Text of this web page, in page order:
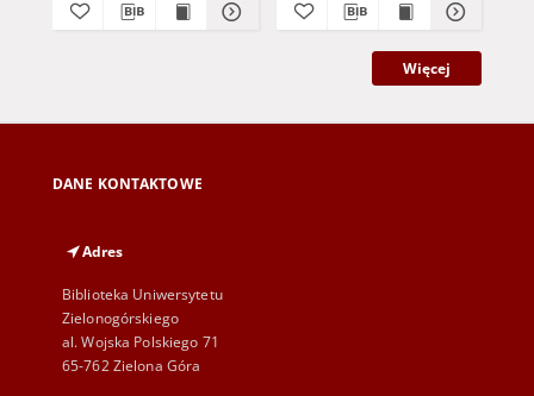
Więcej
DANE KONTAKTOWE
Adres
Biblioteka Uniwersytetu
Zielonogórskiego
al. Wojska Polskiego 71
65-762 Zielona Góra